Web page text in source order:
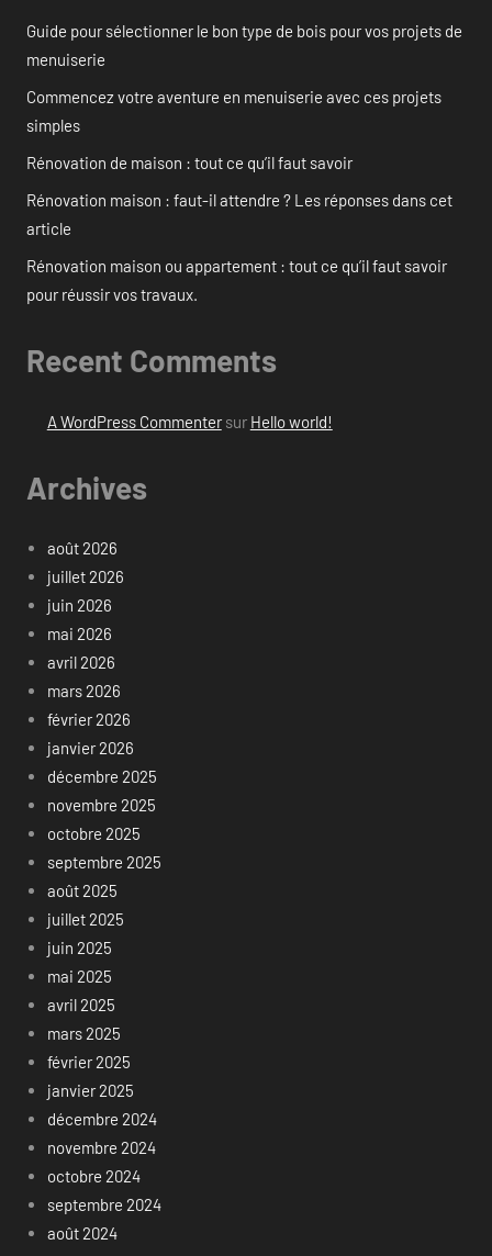
Guide pour sélectionner le bon type de bois pour vos projets de
menuiserie
Commencez votre aventure en menuiserie avec ces projets
simples
Rénovation de maison : tout ce qu’il faut savoir
Rénovation maison : faut-il attendre ? Les réponses dans cet
article
Rénovation maison ou appartement : tout ce qu’il faut savoir
pour réussir vos travaux.
Recent Comments
A WordPress Commentersur Hello world!
Archives
août 2026
juillet 2026
juin 2026
mai 2026
avril 2026
mars 2026
février 2026
janvier 2026
décembre 2025
novembre 2025
octobre 2025
septembre 2025
août 2025
juillet 2025
juin 2025
mai 2025
avril 2025
mars 2025
février 2025
janvier 2025
décembre 2024
novembre 2024
octobre 2024
septembre 2024
août 2024